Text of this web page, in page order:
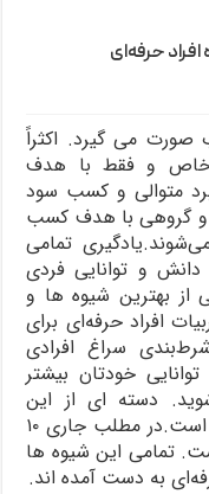
می گیرد. اکثراً
و فقط با هدف
متوالی و کسب سود
و گروهی با هدف کسب
تمامی
و توانایی فردی
بهترین شیوه ها و
افراد حرفه‌ای برای
سراغ افرادی
خودتان بیشتر
دسته ای از این
تجربیات در مقاله جاری قرار داده شده است.در مطلب جاری ۱۰
تمامی این شیوه ها
به دست آمده اند.